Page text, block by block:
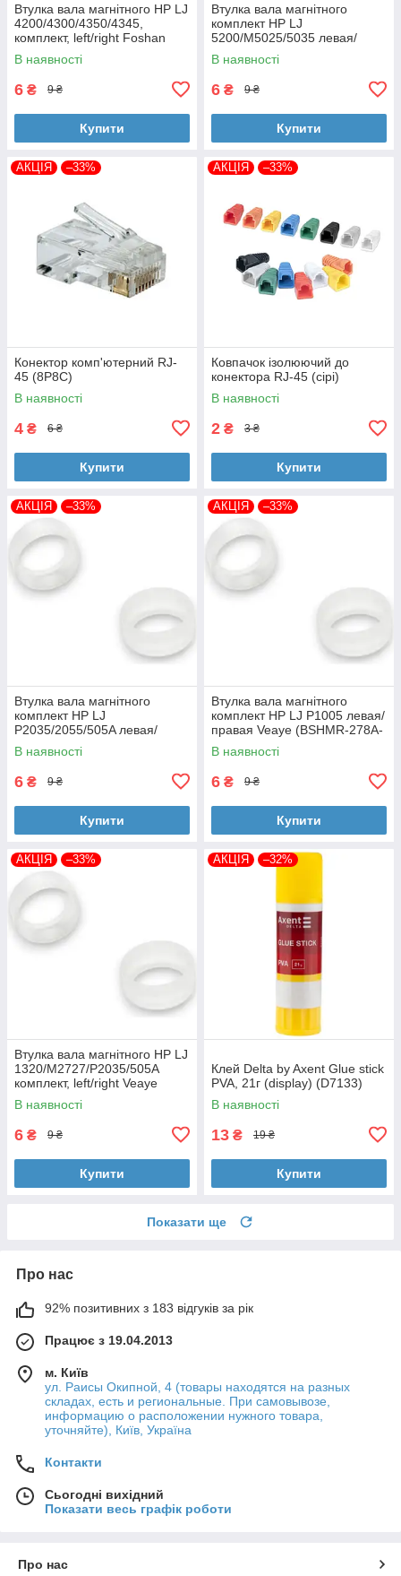
Втулка вала магнітного HP LJ
4200/4300/4350/4345,
комплект, left/right Foshan
(MAG-1338A-BSH-Foshan)
В наявності
6 ₴ 9 ₴
Купити
Втулка вала магнітного
комплект HP LJ
5200/M5025/5035 левая/
правая Foshan (MAG-7516A-
BSH-Foshan)
В наявності
6 ₴ 9 ₴
Купити
АКЦІЯ –33%
Конектор комп'ютерний RJ-
45 (8P8C)
В наявності
4 ₴ 6 ₴
Купити
АКЦІЯ –33%
Ковпачок ізолюючий до
конектора RJ-45 (сірі)
В наявності
2 ₴ 3 ₴
Купити
АКЦІЯ –33%
Втулка вала магнітного
комплект HP LJ
P2035/2055/505A левая/
правая Veaye (BSHMR-505A-
VE)
В наявності
6 ₴ 9 ₴
Купити
АКЦІЯ –33%
Втулка вала магнітного
комплект HP LJ P1005 левая/
правая Veaye (BSHMR-278A-
VE)
В наявності
6 ₴ 9 ₴
Купити
АКЦІЯ –33%
Втулка вала магнітного HP LJ
1320/M2727/P2035/505A
комплект, left/right Veaye
(BSHMR-505U-VE)
В наявності
6 ₴ 9 ₴
Купити
АКЦІЯ –32%
Клей Delta by Axent Glue stick
PVA, 21г (display) (D7133)
В наявності
13 ₴ 19 ₴
Купити
Показати ще
Про нас
92% позитивних з 183 відгуків за рік
Працює з 19.04.2013
м. Київ
ул. Раисы Окипной, 4 (товары находятся на разных
складах, есть и региональные. При самовывозе,
информацию о расположении нужного товара,
уточняйте), Київ, Україна
Контакти
Сьогодні вихідний
Показати весь графік роботи
Про нас